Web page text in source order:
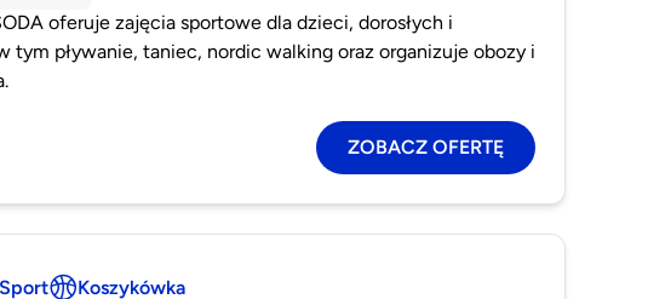
oferuje zajęcia sportowe dla dzieci, dorosłych i
tym pływanie, taniec, nordic walking oraz organizuje obozy i
ZOBACZ OFERTĘ
Sport Koszykówka